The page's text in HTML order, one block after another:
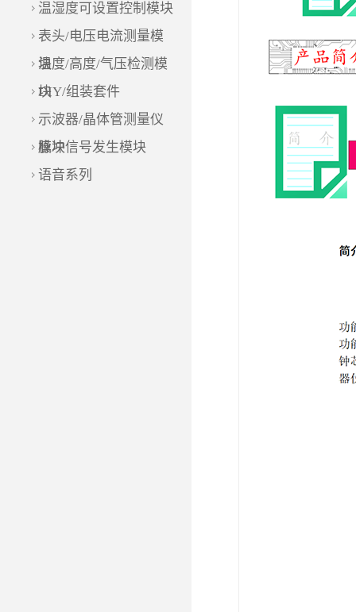
温湿度可设置控制模块
表头/电压电流测量模
块
温度/高度/气压检测模
块
DIY/组装套件
示波器/晶体管测量仪
模块
脉冲信号发生模块
语音系列